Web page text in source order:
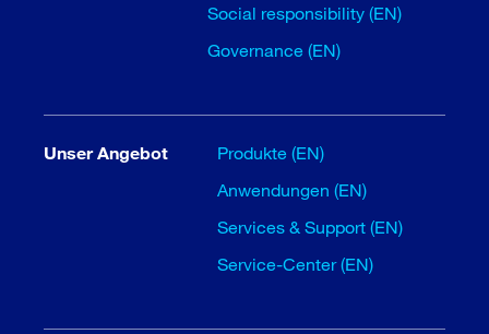
Social responsibility (EN)
Governance (EN)
Unser Angebot
Produkte (EN)
Anwendungen (EN)
Services & Support (EN)
Service-Center (EN)